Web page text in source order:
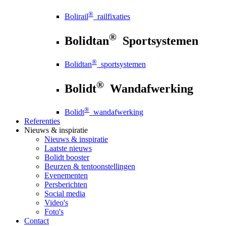
Bolirail® railfixaties
Bolidtan® Sportsystemen
Bolidtan® sportsystemen
Bolidt® Wandafwerking
Bolidt® wandafwerking
Referenties
Nieuws & inspiratie
Nieuws & inspiratie
Laatste nieuws
Bolidt booster
Beurzen & tentoonstellingen
Evenementen
Persberichten
Social media
Video's
Foto's
Contact